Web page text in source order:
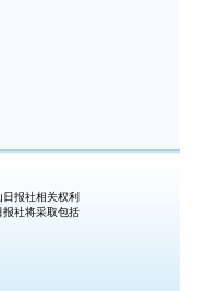
报社相关权利
报社将采取包括